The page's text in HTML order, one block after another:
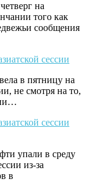
на
того как
сообщения
сессии
в пятницу на
не смотря на то,
сессии
упали в среду
из-за
в